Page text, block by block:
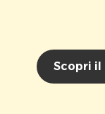
Scopri